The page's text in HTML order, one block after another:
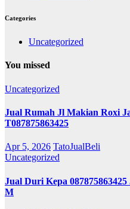
Categories
Uncategorized
You missed
Uncategorized
Jual Rumah Jl Makian Roxi
T087875863425
Apr 5, 2026 TatoJualBeli
Uncategorized
Jual Duri Kepa
M